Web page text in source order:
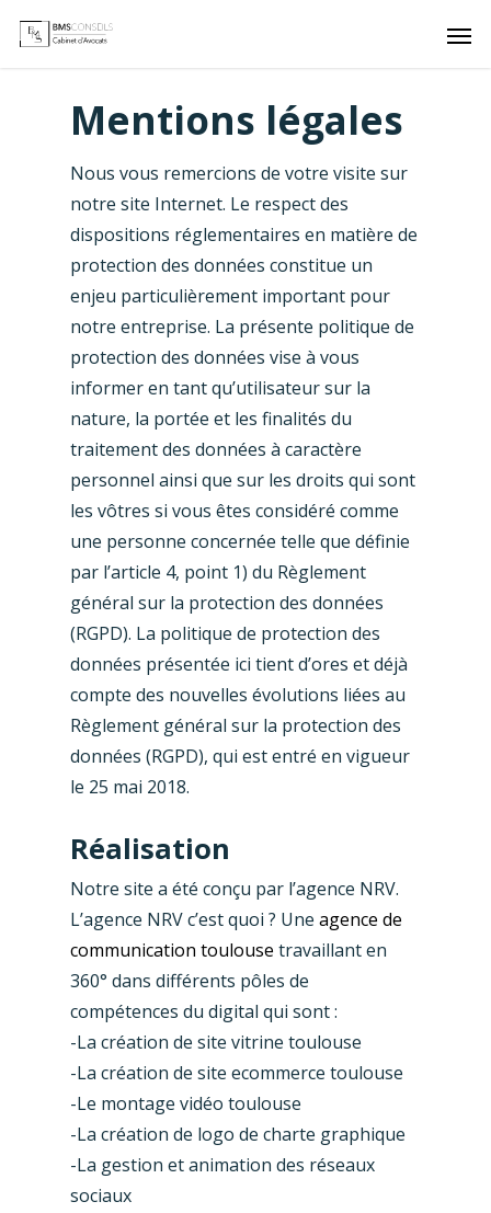
Mentions légales
Nous vous remercions de votre visite sur
notre site Internet. Le respect des
dispositions réglementaires en matière de
protection des données constitue un
enjeu particulièrement important pour
notre entreprise. La présente politique de
protection des données vise à vous
informer en tant qu’utilisateur sur la
nature, la portée et les finalités du
traitement des données à caractère
personnel ainsi que sur les droits qui sont
les vôtres si vous êtes considéré comme
une personne concernée telle que définie
par l’article 4, point 1) du Règlement
général sur la protection des données
(RGPD). La politique de protection des
données présentée ici tient d’ores et déjà
compte des nouvelles évolutions liées au
Règlement général sur la protection des
données (RGPD), qui est entré en vigueur
le 25 mai 2018.
Réalisation
Notre site a été conçu par l’agence NRV.
L’agence NRV c’est quoi ? Une agence de
communication toulouse travaillant en
360° dans différents pôles de
compétences du digital qui sont :
-La création de site vitrine toulouse
-La création de site ecommerce toulouse
-Le montage vidéo toulouse
-La création de logo de charte graphique
-La gestion et animation des réseaux
sociaux